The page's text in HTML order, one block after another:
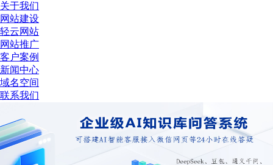
关于我们
网站建设
轻云网站
网站推广
客户案例
新闻中心
域名空间
联系我们